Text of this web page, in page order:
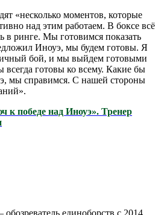
«несколько моментов, которые
над этим работаем. В боксе всё
в ринге. Мы готовимся показать
Иноуэ, мы будем готовы. Я
бой, и мы выйдем готовыми
всегда готовы ко всему. Какие бы
мы справимся. С нашей стороны
к победе над Иноуэ». Тренер
единоборств с 2014